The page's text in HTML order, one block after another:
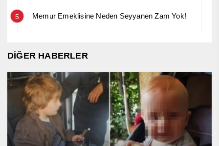
5 Memur Emeklisine Neden Seyyanen Zam Yok!
DİĞER HABERLER